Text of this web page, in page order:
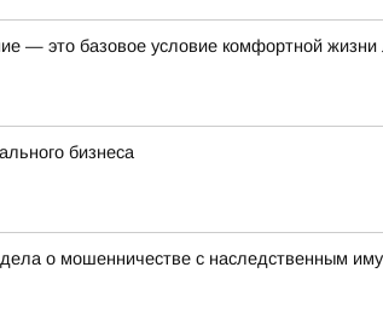
— это базовое условие комфортной
бизнеса
о мошенничестве с наследственным